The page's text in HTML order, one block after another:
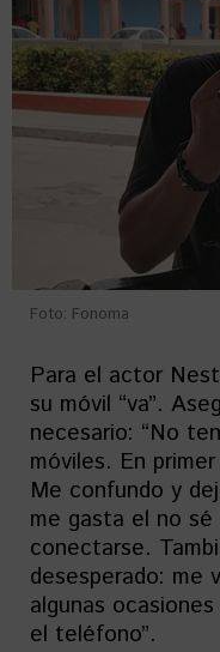
Foto: Fonoma
Para el actor
su móvil “va”.
necesario: “No
móviles. En
Me confundo y
me gasta el no
conectarse.
desesperado: me
algunas
el teléfono”.